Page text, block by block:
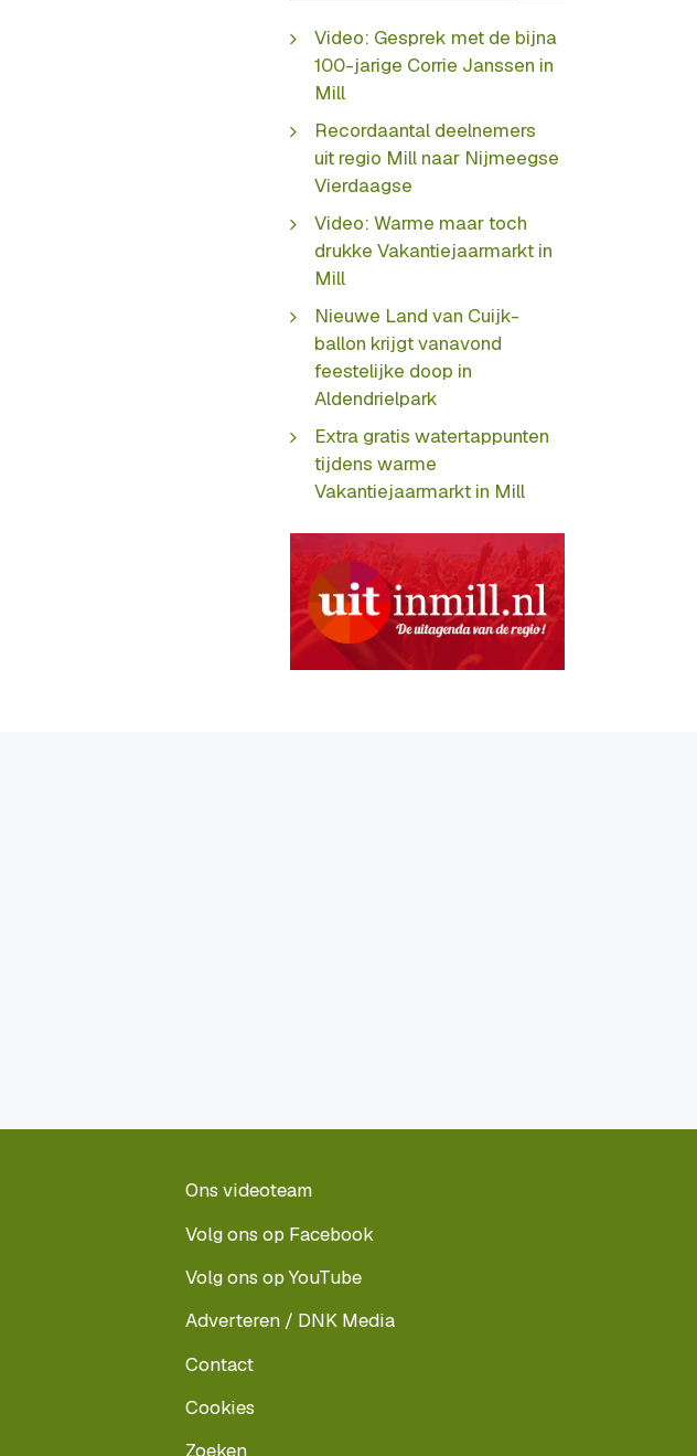
Video: Gesprek met de bijna
100-jarige Corrie Janssen in
Mill
Recordaantal deelnemers
uit regio Mill naar Nijmeegse
Vierdaagse
Video: Warme maar toch
drukke Vakantiejaarmarkt in
Mill
Nieuwe Land van Cuijk-
ballon krijgt vanavond
feestelijke doop in
Aldendrielpark
Extra gratis watertappunten
tijdens warme
Vakantiejaarmarkt in Mill
Ons videoteam
Volg ons op Facebook
Volg ons op YouTube
Adverteren / DNK Media
Contact
Cookies
Zoeken